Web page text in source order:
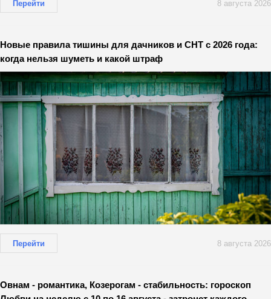
Перейти 8 августа 2026
Новые правила тишины для дачников и СНТ с 2026 года:
когда нельзя шуметь и какой штраф
Перейти 8 августа 2026
Овнам - романтика, Козерогам - стабильность: гороскоп